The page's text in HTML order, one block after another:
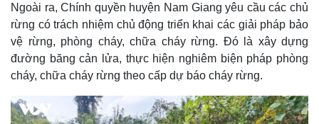
Ngoài ra, Chính quyền huyện Nam Giang yêu cầu các chủ
rừng có trách nhiệm chủ động triển khai các giải pháp bảo
vệ rừng, phòng cháy, chữa cháy rừng. Đó là xây dựng
đường băng cản lửa, thực hiện nghiêm biện pháp phòng
cháy, chữa cháy rừng theo cấp dự báo cháy rừng.